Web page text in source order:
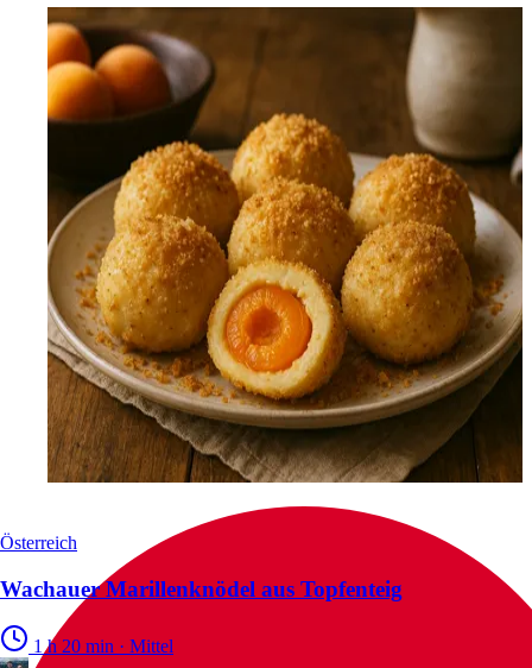
Österreich
Wachauer Marillenknödel aus Topfenteig
1 h 20 min · Mittel